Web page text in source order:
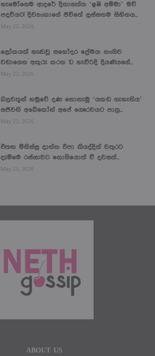
හැමෝගෙම ආදරේ දිනාගත්ත ‘ඉෂි අම්මා’ මව්
පදවියට! දිව්‍යංකාගේ ජීවිතේ ලස්සනම සිහිනය...
May 23, 2026
ලෝකයක් හැඬවූ සහෝදර ප්‍රේමය: නංගිව
වඩාගෙන අකුරු කරන 10 හැවිරිදි දියණියගේ...
May 23, 2026
බලවතූන් හමුවේ දණ නොනැමූ ‘යකඩ ගැහැනිය’
සජීවනි අබේකෝන් අපේ ගෞරවයට පාත්‍ර...
May 23, 2026
එතන මිනිස්සු දාන්න එපා කියද්දිත් වතුරට
දැම්මෙ රස්සාවට නොගියොත් ඒ දවසත්...
May 23, 2026
ABOUT US